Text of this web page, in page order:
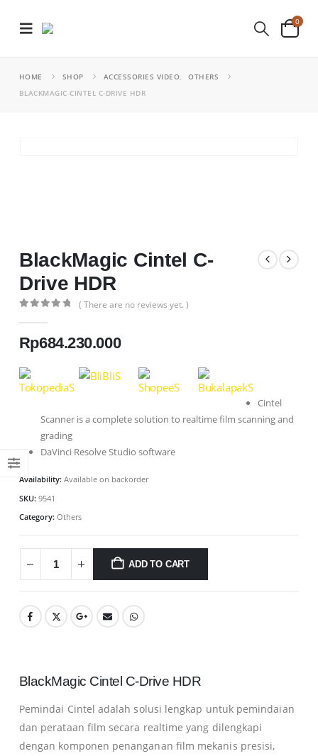
0
HOME SHOP ACCESSORIES VIDEO,
OTHERS
BLACKMAGIC CINTEL C-DRIVE HDR
BlackMagic Cintel C-
Drive HDR
( There are no reviews yet. )
Rp684.230.000
Cintel
Scanner is a complete solution to realtime film scanning and
grading
DaVinci Resolve Studio software
Availability: Available on backorder
SKU: 9541
Category: Others
ADD TO CART
BlackMagic Cintel C-Drive HDR
Pemindai Cintel adalah solusi lengkap untuk pemindaian
dan perataan film secara realtime yang dilengkapi
dengan komponen penanganan film mekanis presisi,